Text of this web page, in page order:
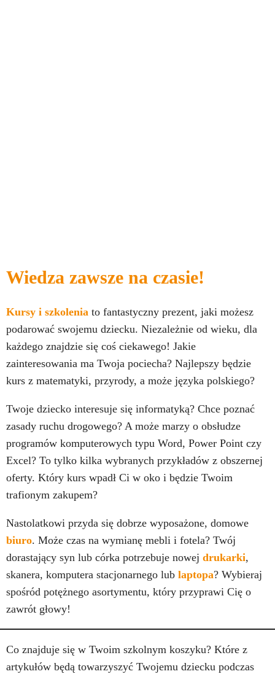
Wiedza zawsze na czasie!
Kursy i szkolenia to fantastyczny prezent, jaki możesz
podarować swojemu dziecku. Niezależnie od wieku, dla
każdego znajdzie się coś ciekawego! Jakie
zainteresowania ma Twoja pociecha? Najlepszy będzie
kurs z matematyki, przyrody, a może języka polskiego?
Twoje dziecko interesuje się informatyką? Chce poznać
zasady ruchu drogowego? A może marzy o obsłudze
programów komputerowych typu Word, Power Point czy
Excel? To tylko kilka wybranych przykładów z obszernej
oferty. Który kurs wpadł Ci w oko i będzie Twoim
trafionym zakupem?
Nastolatkowi przyda się dobrze wyposażone, domowe
biuro. Może czas na wymianę mebli i fotela? Twój
dorastający syn lub córka potrzebuje nowej drukarki,
skanera, komputera stacjonarnego lub laptopa? Wybieraj
spośród potężnego asortymentu, który przyprawi Cię o
zawrót głowy!
Co znajduje się w Twoim szkolnym koszyku? Które z
artykułów będą towarzyszyć Twojemu dziecku podczas